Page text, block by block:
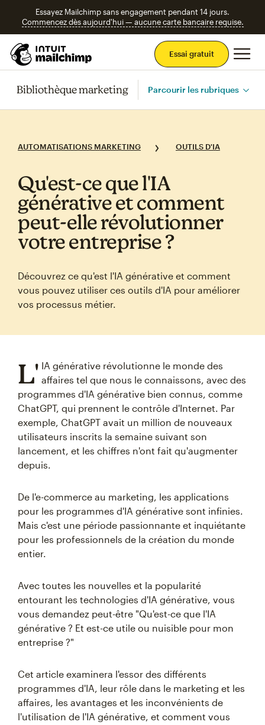
Essayez Mailchimp sans engagement pendant 14 jours.
Commencez dès aujourd'hui — aucune carte bancaire requise.
Essai gratuit
Bibliothèque marketing Parcourir les rubriques
AUTOMATISATIONS MARKETING OUTILS D'IA
Qu'est‑ce que l'IA
générative et comment
peut‑elle révolutionner
votre entreprise ?
Découvrez ce qu'est l'IA générative et comment
vous pouvez utiliser ces outils d'IA pour améliorer
vos processus métier.
L' IA générative révolutionne le monde des
affaires tel que nous le connaissons, avec des
programmes d'IA générative bien connus, comme
ChatGPT, qui prennent le contrôle d'Internet. Par
exemple, ChatGPT avait un million de nouveaux
utilisateurs inscrits la semaine suivant son
lancement, et les chiffres n'ont fait qu'augmenter
depuis.
De l'e-commerce au marketing, les applications
pour les programmes d'IA générative sont infinies.
Mais c'est une période passionnante et inquiétante
pour les professionnels de la création du monde
entier.
Avec toutes les nouvelles et la popularité
entourant les technologies d'IA générative, vous
vous demandez peut-être "Qu'est-ce que l'IA
générative ? Et est-ce utile ou nuisible pour mon
entreprise ?"
Cet article examinera l'essor des différents
programmes d'IA, leur rôle dans le marketing et les
affaires, les avantages et les inconvénients de
l'utilisation de l'IA générative, et comment vous